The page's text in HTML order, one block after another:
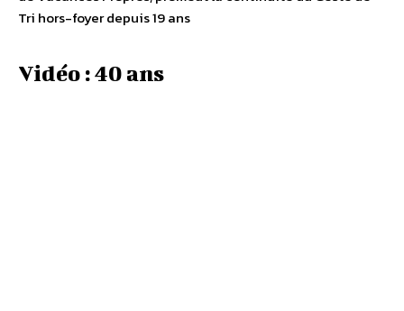
Tri hors-foyer depuis 19 ans
Vidéo : 40 ans